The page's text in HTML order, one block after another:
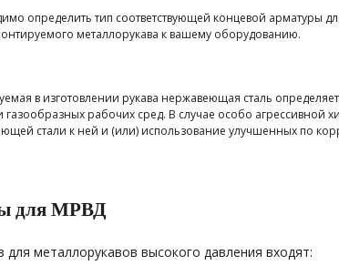
определить тип соответствующей концевой арматуры
металлорукава к вашему оборудованию.
в изготовлении рукава нержавеющая сталь
газообразных рабочих сред. В случае особо агрессивной
стали к ней и (или) использование улучшенных по
для МРВД
металлорукавов высокого давления входят: